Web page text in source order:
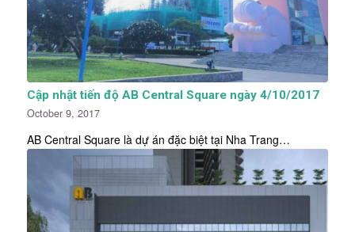
Cập nhật tiến độ AB Central Square ngày 4/10/2017
October 9, 2017
AB Central Square là dự án đặc biệt tại Nha Trang…